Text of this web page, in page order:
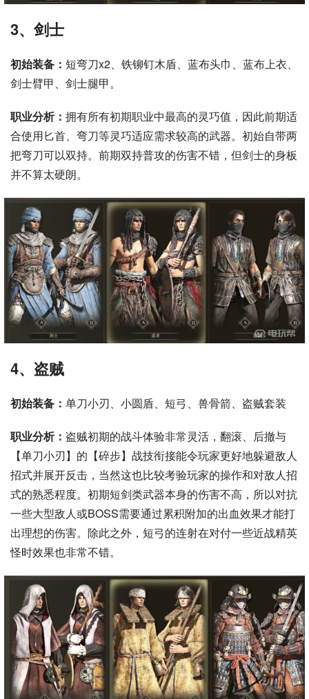
3、剑士
初始装备： 短弯刀x2、铁铆钉木盾、蓝布头巾、蓝布上衣、
剑士臂甲、剑士腿甲。
职业分析： 拥有所有初期职业中最高的灵巧值，因此前期适
合使用匕首、弯刀等灵巧适应需求较高的武器。初始自带两
把弯刀可以双持。前期双持普攻的伤害不错，但剑士的身板
并不算太硬朗。
4、盗贼
初始装备： 单刀小刃、小圆盾、短弓、兽骨箭、盗贼套装
职业分析： 盗贼初期的战斗体验非常灵活，翻滚、后撤与
【单刀小刃】的【碎步】战技衔接能令玩家更好地躲避敌人
招式并展开反击，当然这也比较考验玩家的操作和对敌人招
式的熟悉程度。初期短剑类武器本身的伤害不高，所以对抗
一些大型敌人或BOSS需要通过累积附加的出血效果才能打
出理想的伤害。除此之外，短弓的连射在对付一些近战精英
怪时效果也非常不错。